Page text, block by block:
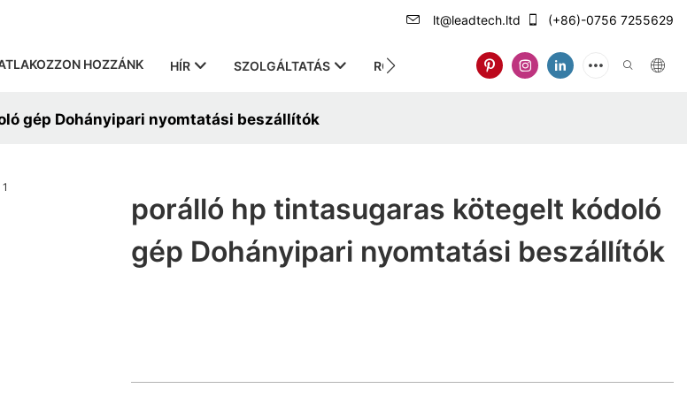
lt@leadtech.ltd (+86)-0756 7255629
HOZZÁNK HÍR SZOLGÁLTATÁS RÓLUNK
gép Dohányipari nyomtatási beszállítók
porálló hp tintasugaras kötegelt kódoló
gép Dohányipari nyomtatási beszállítók